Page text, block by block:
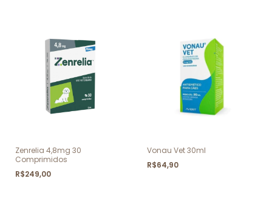
Zenrelia 4,8mg 30
Comprimidos
R$249,00
Vonau Vet 30ml
R$64,90